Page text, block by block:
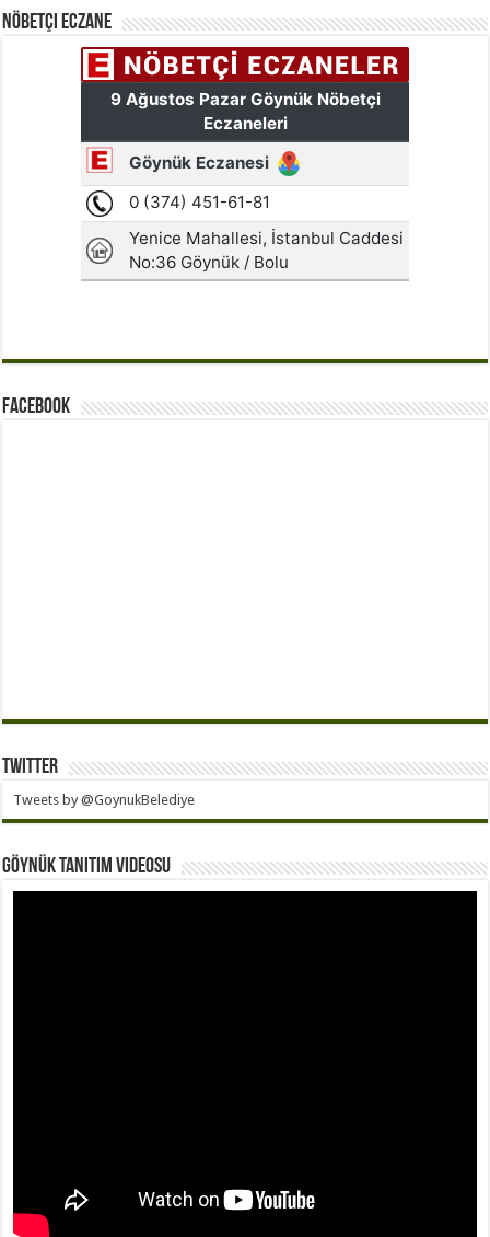
Nöbetçi Eczane
Facebook
Twitter
Tweets by @GoynukBelediye
Göynük Tanıtım Videosu